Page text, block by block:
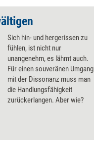
Sich hin- und hergerissen zu
fühlen, ist nicht nur
unangenehm, es lähmt auch.
Für einen souveränen Umgang
mit der Dissonanz muss man
die Handlungsfähigkeit
zurückerlangen. Aber wie?